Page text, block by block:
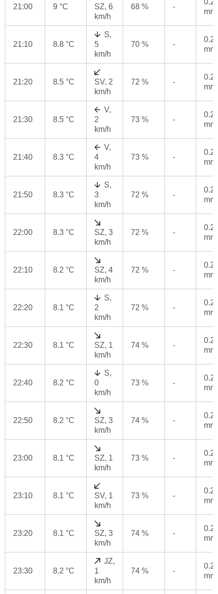
21:00 9 °C
SZ, 6
km/h
68 % -
0.2
mm
21:10 8.8 °C
S,
5
km/h
70 % -
0.2
mm
21:20 8.5 °C
SV, 2
km/h
72 % -
0.2
mm
21:30 8.5 °C
V,
2
km/h
73 % -
0.2
mm
21:40 8.3 °C
V,
4
km/h
73 % -
0.2
mm
21:50 8.3 °C
S,
3
km/h
72 % -
0.2
mm
22:00 8.3 °C
SZ, 3
km/h
72 % -
0.2
mm
22:10 8.2 °C
SZ, 4
km/h
72 % -
0.2
mm
22:20 8.1 °C
S,
2
km/h
72 % -
0.2
mm
22:30 8.1 °C
SZ, 1
km/h
74 % -
0.2
mm
22:40 8.2 °C
S,
0
km/h
73 % -
0.2
mm
22:50 8.2 °C
SZ, 3
km/h
74 % -
0.2
mm
23:00 8.1 °C
SZ, 1
km/h
73 % -
0.2
mm
23:10 8.1 °C
SV, 1
km/h
73 % -
0.2
mm
23:20 8.1 °C
SZ, 3
km/h
74 % -
0.2
mm
23:30 8.2 °C
JZ,
1
km/h
74 % -
0.2
mm